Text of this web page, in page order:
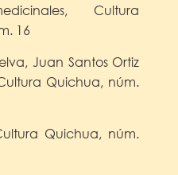
Cultura
16
Juan Santos Ortiz
Quichua, núm.
Quichua, núm.